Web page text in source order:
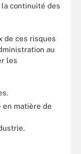
continuité des
de ces risques
au
les
en matière de